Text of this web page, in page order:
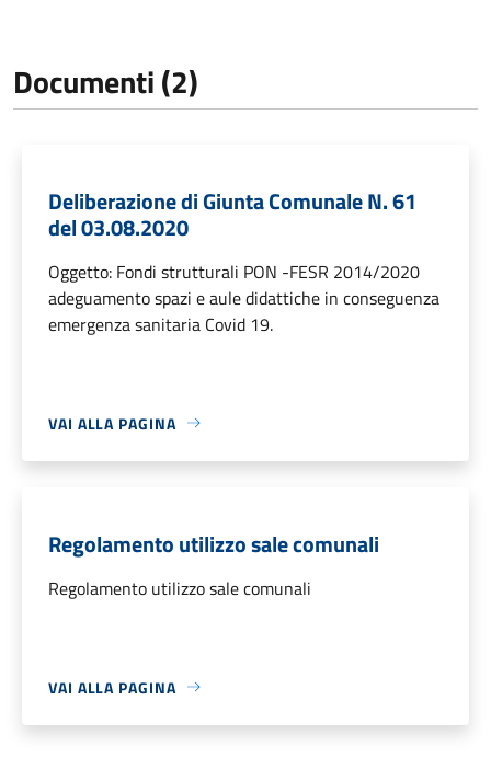
Documenti (2)
Deliberazione di Giunta Comunale N. 61
del 03.08.2020
Oggetto: Fondi strutturali PON -FESR 2014/2020
adeguamento spazi e aule didattiche in conseguenza
emergenza sanitaria Covid 19.
VAI ALLA PAGINA
Regolamento utilizzo sale comunali
Regolamento utilizzo sale comunali
VAI ALLA PAGINA